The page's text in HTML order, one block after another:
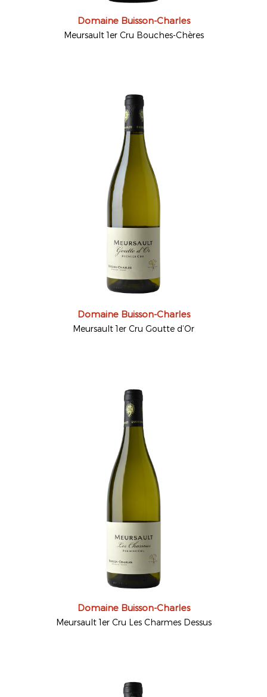
Domaine Buisson-Charles
Meursault 1er Cru Bouches-Chères
Domaine Buisson-Charles
Meursault 1er Cru Goutte d’Or
Domaine Buisson-Charles
Meursault 1er Cru Les Charmes Dessus